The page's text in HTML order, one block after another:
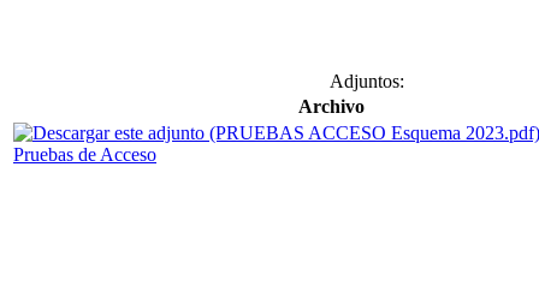
Adjuntos:
Archivo
Pruebas de Acceso